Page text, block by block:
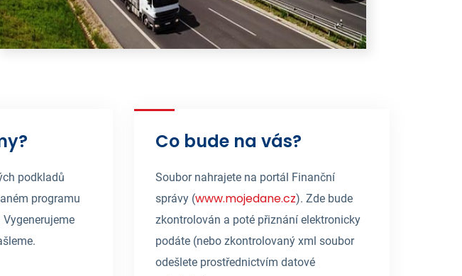
podkladů
programu
Co bude na vás?
Soubor nahrajete na portál Finanční
správy (www.mojedane.cz). Zde bude
zkontrolován a poté přiznání elektronicky
podáte (nebo zkontrolovaný xml soubor
odešlete prostřednictvím datové